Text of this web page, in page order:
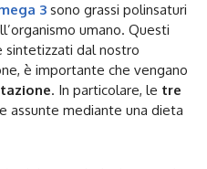
3 sono grassi polinsaturi
umano. Questi
sintetizzati dal nostro
è importante che vengano
. In particolare, le tre
assunte mediante una dieta